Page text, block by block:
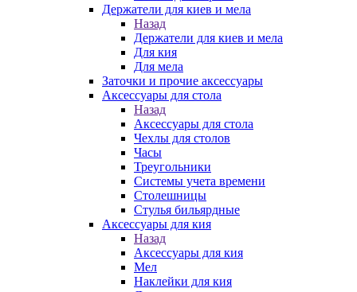
Держатели для киев и мела
Назад
Держатели для киев и мела
Для кия
Для мела
Заточки и прочие аксессуары
Аксессуары для стола
Назад
Аксессуары для стола
Чехлы для столов
Часы
Треугольники
Системы учета времени
Столешницы
Стулья бильярдные
Аксессуары для кия
Назад
Аксессуары для кия
Мел
Наклейки для кия